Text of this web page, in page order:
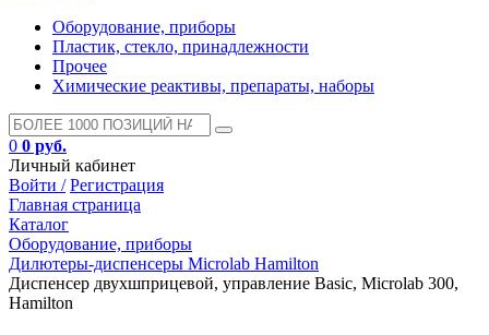
Оборудование, приборы
Пластик, стекло, принадлежности
Прочее
Химические реактивы, препараты, наборы
0 0 руб.
Личный кабинет
Войти / Регистрация
Главная страница
Каталог
Оборудование, приборы
Дилютеры-диспенсеры Microlab Hamilton
Диспенсер двухшприцевой, управление Basic, Microlab 300,
Hamilton